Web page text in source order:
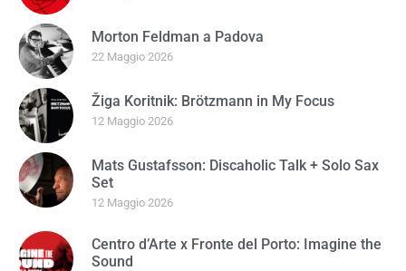
Morton Feldman a Padova
22 Maggio 2026
Žiga Koritnik: Brötzmann in My Focus
12 Maggio 2026
Mats Gustafsson: Discaholic Talk + Solo Sax
Set
12 Maggio 2026
Centro d’Arte x Fronte del Porto: Imagine the
Sound